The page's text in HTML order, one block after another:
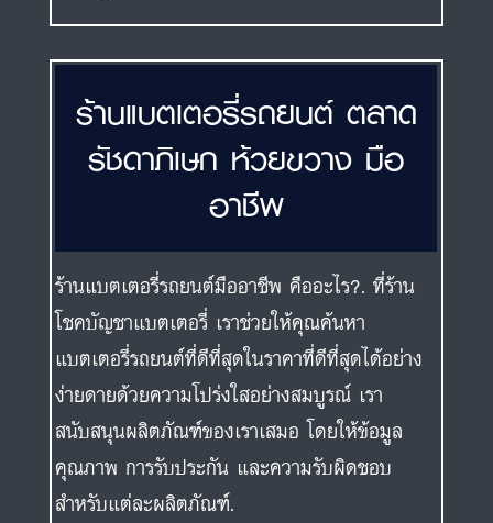
ร้านแบตเตอรี่รถยนต์ ตลาด
รัชดาภิเษก ห้วยขวาง มือ
อาชีพ
ร้านแบตเตอรี่รถยนต์มืออาชีพ คืออะไร?. ที่ร้าน
โชคบัญชาแบตเตอรี่ เราช่วยให้คุณค้นหา
แบตเตอรี่รถยนต์ที่ดีที่สุดในราคาที่ดีที่สุดได้อย่าง
ง่ายดายด้วยความโปร่งใสอย่างสมบูรณ์ เรา
สนับสนุนผลิตภัณฑ์ของเราเสมอ โดยให้ข้อมูล
คุณภาพ การรับประกัน และความรับผิดชอบ
สำหรับแต่ละผลิตภัณฑ์.